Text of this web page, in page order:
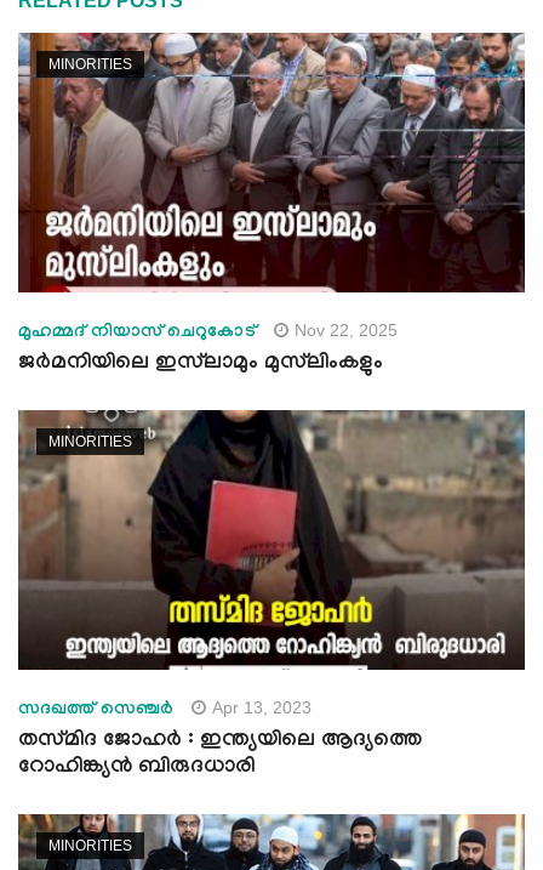
MINORITIES
മുഹമ്മദ് നിയാസ് ചെറുകോട് Nov 22, 2025
ജർമനിയിലെ ഇസ്‍ലാമും മുസ്‍ലിംകളും
MINORITIES
സദഖത്ത് സെഞ്ചർ Apr 13, 2023
തസ്‌മിദ ജോഹർ : ഇന്ത്യയിലെ ആദ്യത്തെ
റോഹിങ്ക്യൻ ബിരുദധാരി
MINORITIES